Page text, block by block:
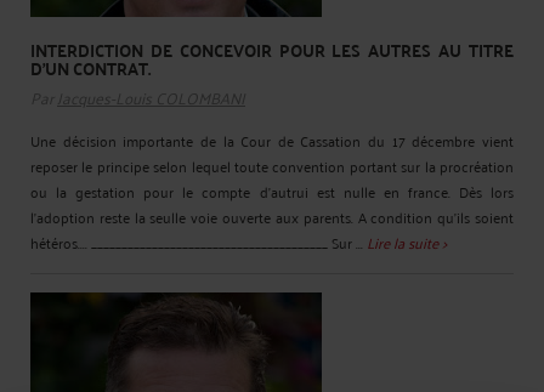
INTERDICTION DE CONCEVOIR POUR LES AUTRES AU TITRE
D'UN CONTRAT.
Par Jacques-Louis COLOMBANI
Une décision importante de la Cour de Cassation du 17 décembre vient
reposer le principe selon lequel toute convention portant sur la procréation
ou la gestation pour le compte d'autrui est nulle en france. Dès lors
l'adoption reste la seulle voie ouverte aux parents. A condition qu'ils soient
hétéros.... _______________________________________ Sur ... Lire la suite >